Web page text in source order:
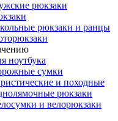
рюкзаки
рюкзаки и ранцы
ноутбука
сумки
и походные
рюкзаки
и велорюкзаки